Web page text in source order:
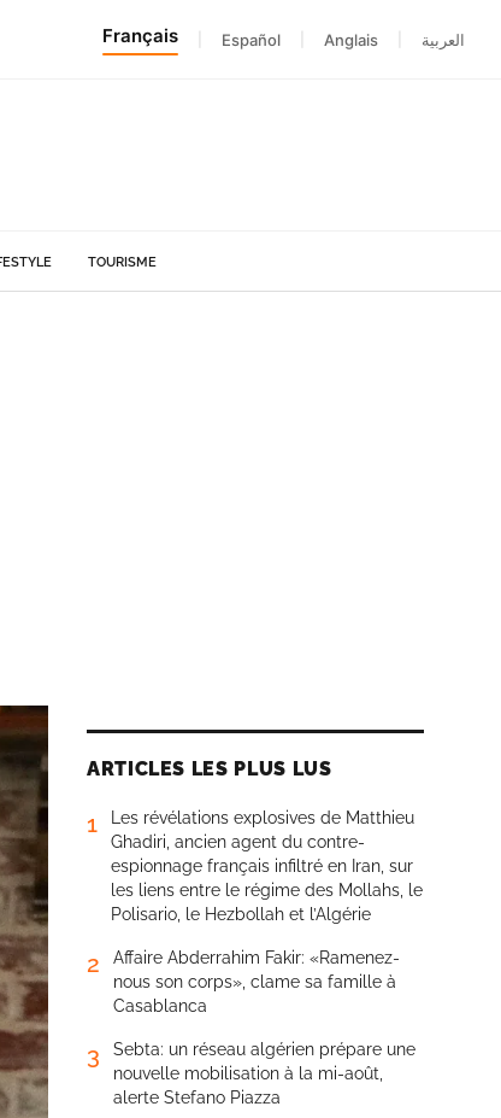
Français Español Anglais العربية
TOURISME
ARTICLES LES PLUS LUS
1
Les révélations explosives de Matthieu
Ghadiri, ancien agent du contre-
espionnage français infiltré en Iran, sur
les liens entre le régime des Mollahs, le
Polisario, le Hezbollah et l’Algérie
2
Affaire Abderrahim Fakir: «Ramenez-
nous son corps», clame sa famille à
Casablanca
3
Sebta: un réseau algérien prépare une
nouvelle mobilisation à la mi-août,
alerte Stefano Piazza